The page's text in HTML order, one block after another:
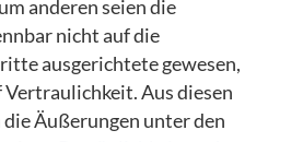
anderen seien die
nicht auf die
ausgerichtete gewesen,
Vertraulichkeit. Aus diesen
Äußerungen unter den